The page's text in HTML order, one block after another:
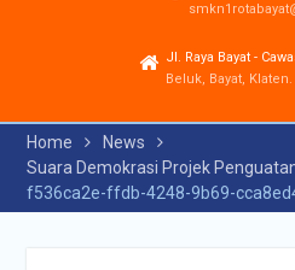
Jl. Raya Bayat -
Beluk, Bayat,
Home
News
Suara Demokrasi Projek
f536ca2e-ffdb-4248-9b69-